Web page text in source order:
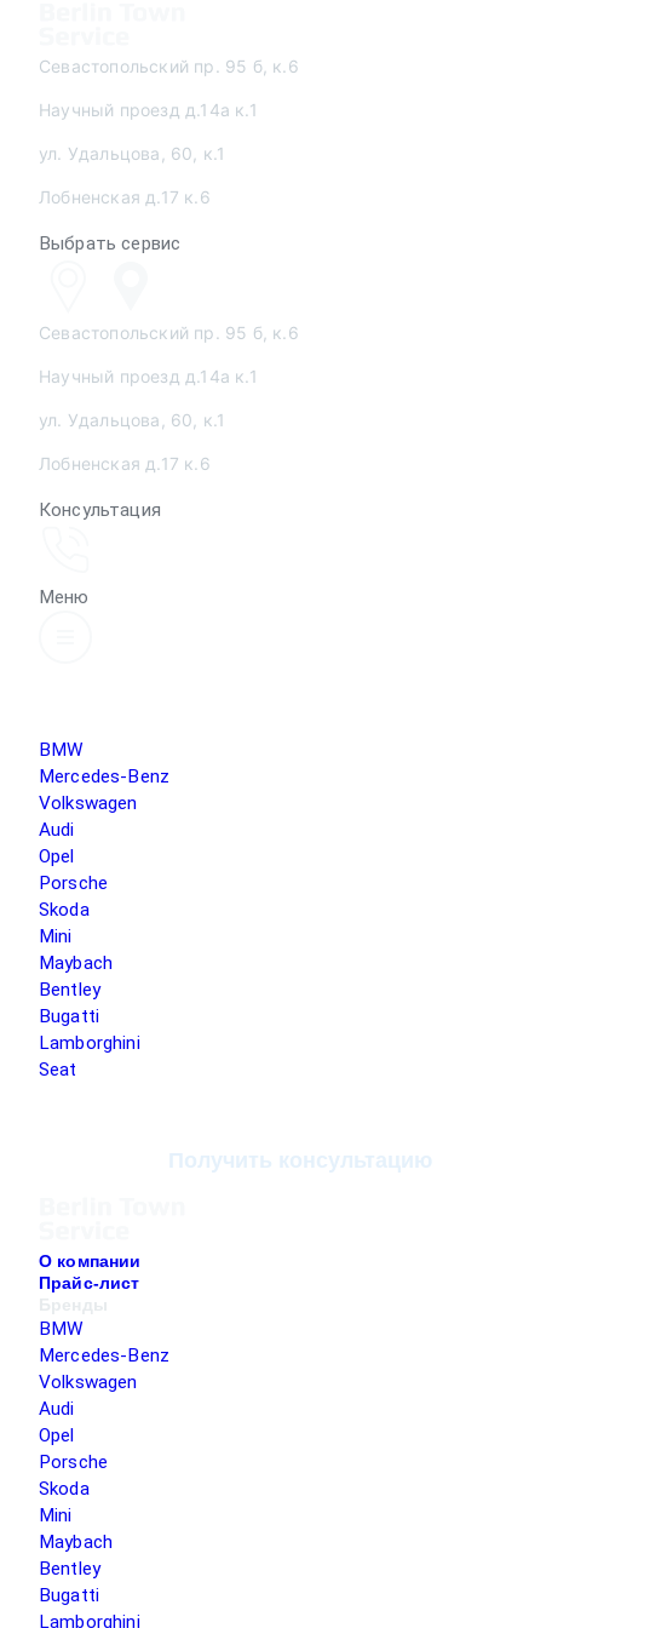
Севастопольский пр. 95 б, к.6
Научный проезд д.14а к.1
ул. Удальцова, 60, к.1
Лобненская д.17 к.6
Выбрать сервис
Севастопольский пр. 95 б, к.6
Научный проезд д.14а к.1
ул. Удальцова, 60, к.1
Лобненская д.17 к.6
Консультация
Меню
BMW
Mercedes-Benz
Volkswagen
Audi
Opel
Porsche
Skoda
Mini
Maybach
Bentley
Bugatti
Lamborghini
Seat
Получить консультацию
О компании
Прайс-лист
Бренды
BMW
Mercedes-Benz
Volkswagen
Audi
Opel
Porsche
Skoda
Mini
Maybach
Bentley
Bugatti
Lamborghini